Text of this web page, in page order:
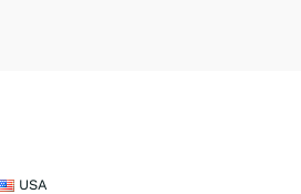
USA